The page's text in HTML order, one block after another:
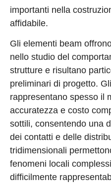
importanti nella
affidabile.
Gli elementi beam
nello studio del
strutture e risultano
preliminari di progetto.
rappresentano spesso il
accuratezza e costo
sottili, consentendo una
dei contatti e delle
tridimensionali
fenomeni locali
difficilmente